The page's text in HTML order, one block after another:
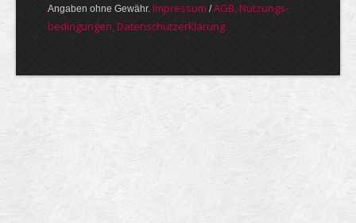
Angaben ohne Gewähr. Im­pres­sum /AGB, Nut­zungs­
bedin­gungen, Daten­schutz­er­klärung